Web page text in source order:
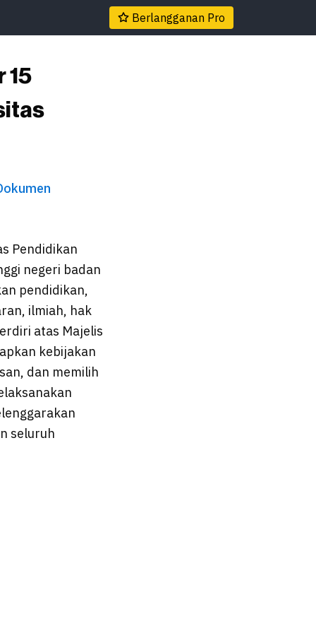
Berlangganan Pro
15
Pendidikan
negeri badan
pendidikan,
ilmiah, hak
atas Majelis
kebijakan
dan memilih
seluruh